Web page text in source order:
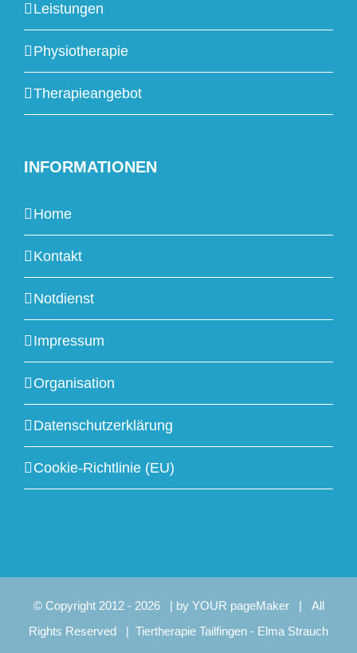
Leistungen
Physiotherapie
Therapieangebot
INFORMATIONEN
Home
Kontakt
Notdienst
Impressum
Organisation
Datenschutzerklärung
Cookie-Richtlinie (EU)
© Copyright 2012 - 2026 | by YOUR pageMaker| All
Rights Reserved | Tiertherapie Tailfingen - Elma Strauch